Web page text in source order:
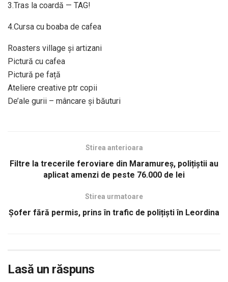
3.Tras la coardă — TAG!
4.Cursa cu boaba de cafea
Roasters village și artizani
Pictură cu cafea
Pictură pe față
Ateliere creative ptr copii
De’ale gurii – mâncare și băuturi
Stirea anterioara
Filtre la trecerile feroviare din Maramureș, polițiștii au
aplicat amenzi de peste 76.000 de lei
Stirea urmatoare
Șofer fără permis, prins în trafic de polițiști în Leordina
Lasă un răspuns